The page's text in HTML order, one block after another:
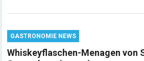
GASTRONOMIE NEWS
Whiskeyflaschen-Menagen von